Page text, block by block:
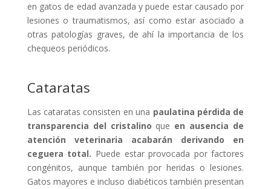
en gatos de edad avanzada y puede estar causado por
lesiones o traumatismos, así como estar asociado a
otras patologías graves, de ahí la importancia de los
chequeos periódicos.
Cataratas
Las cataratas consisten en una paulatina pérdida de
transparencia del cristalino que en ausencia de
atención veterinaria acabarán derivando en
ceguera total. Puede estar provocada por factores
congénitos, aunque también por heridas o lesiones.
Gatos mayores e incluso diabéticos también presentan